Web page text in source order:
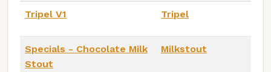
Tripel V1 Tripel
Specials - Chocolate Milk
Stout
Milkstout